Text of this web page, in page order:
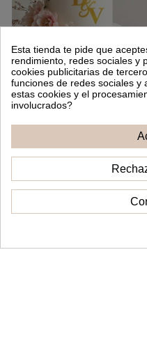
Topper frontal iniciales
9,00 €
Esta tienda te pide que
rendimiento, redes sociales y
cookies publicitarias de
funciones de redes sociales y
estas cookies y el
involucrados?